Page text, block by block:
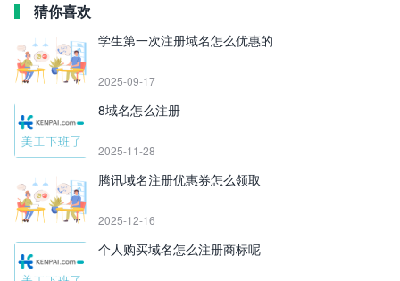
猜你喜欢
学生第一次注册域名怎么优惠的
2025-09-17
8域名怎么注册
2025-11-28
腾讯域名注册优惠券怎么领取
2025-12-16
个人购买域名怎么注册商标呢